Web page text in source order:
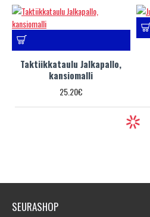
Taktiikkataulu Jalkapallo,
kansiomalli
25.20€
SEURASHOP